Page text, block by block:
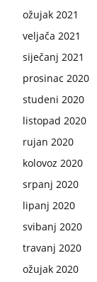
ožujak 2021
veljača 2021
siječanj 2021
prosinac 2020
studeni 2020
listopad 2020
rujan 2020
kolovoz 2020
srpanj 2020
lipanj 2020
svibanj 2020
travanj 2020
ožujak 2020